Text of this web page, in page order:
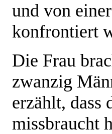
und von
konfrontiert
Die Frau
zwanzig
erzählt, dass
missbraucht